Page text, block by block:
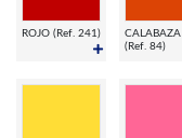
ROJO (Ref. 241)
CALABAZA
(Ref. 84)